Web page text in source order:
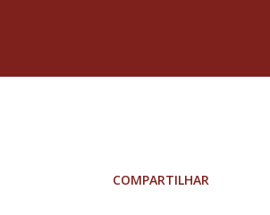
COMPARTILHAR